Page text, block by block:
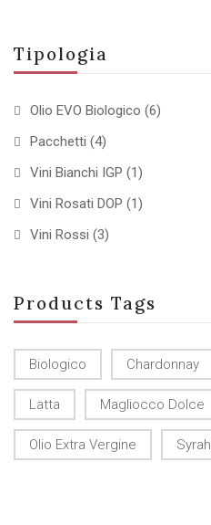
Tipologia
Olio EVO Biologico (6)
Pacchetti (4)
Vini Bianchi IGP (1)
Vini Rosati DOP (1)
Vini Rossi (3)
Products Tags
Biologico Chardonnay
Latta Magliocco Dolce
Olio Extra Vergine Syrah